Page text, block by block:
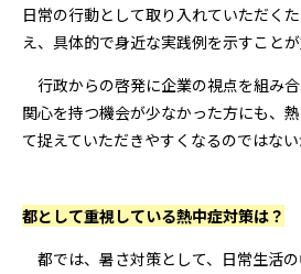
日常の行動として取り入れていただく
え、具体的で身近な実践例を示すことが
行政からの啓発に企業の視点を組み
関心を持つ機会が少なかった方にも、
て捉えていただきやすくなるのではない
――都として重視している熱中症対策は？
都では、暑さ対策として、日常生活